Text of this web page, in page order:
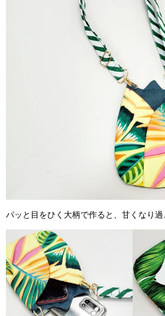
パッと目をひく大柄で作ると、甘くなり過